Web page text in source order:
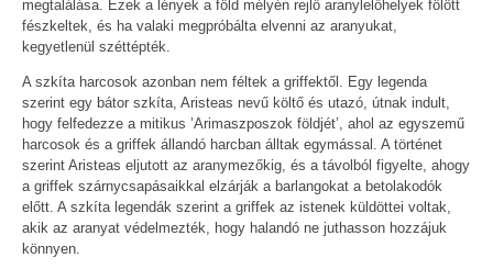
megtalálása. Ezek a lények a föld mélyén rejlő aranylelőhelyek fölött
fészkeltek, és ha valaki megpróbálta elvenni az aranyukat,
kegyetlenül széttépték.
A szkíta harcosok azonban nem féltek a griffektől. Egy legenda
szerint egy bátor szkíta, Aristeas nevű költő és utazó, útnak indult,
hogy felfedezze a mitikus ’Arimaszposzok földjét’, ahol az egyszemű
harcosok és a griffek állandó harcban álltak egymással. A történet
szerint Aristeas eljutott az aranymezőkig, és a távolból figyelte, ahogy
a griffek szárnycsapásaikkal elzárják a barlangokat a betolakodók
előtt. A szkíta legendák szerint a griffek az istenek küldöttei voltak,
akik az aranyat védelmezték, hogy halandó ne juthasson hozzájuk
könnyen.